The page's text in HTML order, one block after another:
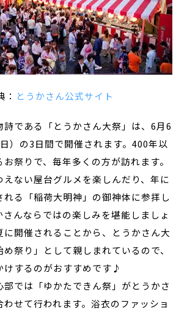
： とうかさん公式サイト
詩である「とうかさん大祭」は、6月6
）の3日間で開催されます。400年以
祭りで、毎年多くの方が訪れます。
えない屋台グルメを楽しんだり、年に
れる「稲荷大明神」の御神体に参拝し
んならではの楽しみを堪能しましょ
に開催されることから、とうかさん大
祭り」として親しまれているので、
けするのがおすすめです♪
部では「ゆかたできん祭」がとうかさ
せて行われます。浴衣のファッショ